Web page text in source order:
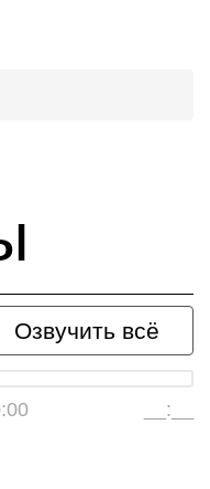
Озвучить всё
__:__